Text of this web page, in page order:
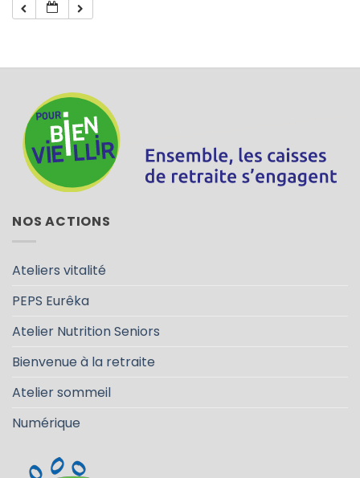
NOS ACTIONS
Ateliers vitalité
PEPS Eurêka
Atelier Nutrition Seniors
Bienvenue à la retraite
Atelier sommeil
Numérique